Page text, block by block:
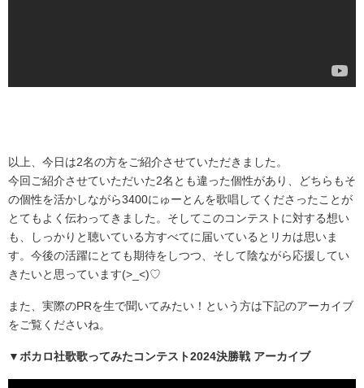
以上、今日は2名の方をご紹介させていただきました。
今回ご紹介させていただいた2名とも違った個性があり、どちらもそ
の個性を活かしながら3400にゅーとんを歌唱してくださったことが
とてもよく伝わってきました。そしてこのコンテストに対する想い
も、しっかりと聴いている方すべてに届いているとリカは思いま
す。今後の活躍にとても期待をしつつ、そして陰ながら応援してい
きたいと思っています(>_<)♡
また、実際のPRを生で聞いてみたい！という方は下記のアーカイブ
をご覧くださいね。
▼ボカロ社歌歌ってみたコンテスト2024決勝戦 アーカイブ